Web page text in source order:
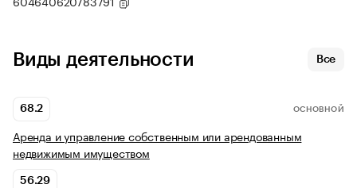
Виды деятельности Все
68.2 ОСНОВНОЙ
Аренда и управление собственным или арендованным
недвижимым имуществом
56.29